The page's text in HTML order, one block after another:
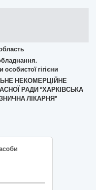
гігієни
НЕКОМЕРЦІЙНЕ
РАДИ "ХАРКІВСЬКА
ЛІКАРНЯ"